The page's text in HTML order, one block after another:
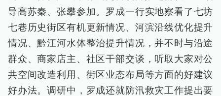
导高苏秦、张攀参加。罗成一行实地察看了七坊
七巷历史街区有机更新情况、河滨沿线优化提升
情况、黔江河水体整治提升情况，并不时与沿途
群众、商家店主、社区干部交谈，听取大家对公
共空间改造利用、街区业态布局等方面的好建议
好办法。调研中，罗成还就防汛救灾工作提出要